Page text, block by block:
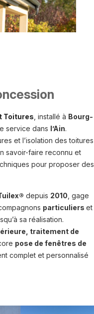
Toitures , installé à Bourg-
service dans l’Ain.
et l’isolation des toitures
savoir-faire reconnu et
pour proposer des
depuis 2010 , gage
particuliers et
sa réalisation.
traitement de
pose de fenêtres de
complet et personnalisé